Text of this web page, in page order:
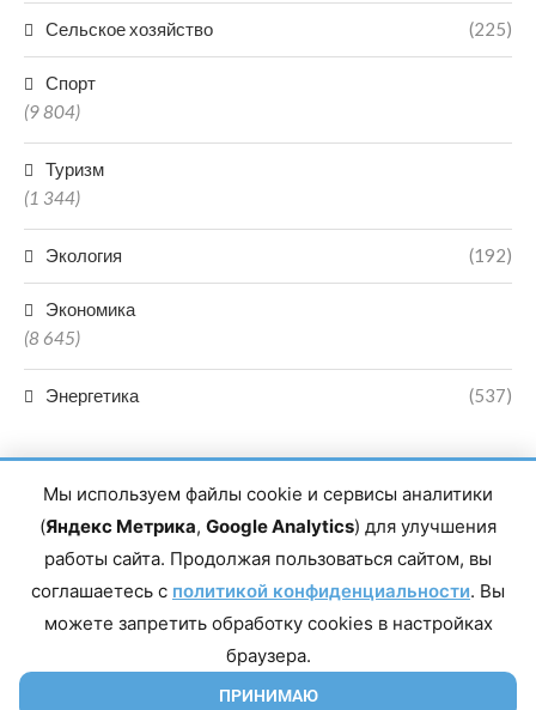
Сельское хозяйство (225)
Спорт
(9 804)
Туризм
(1 344)
Экология (192)
Экономика
(8 645)
Энергетика (537)
Главный редактор сетевого издания Магомаев Тимур Нухович.
Контакты редакции: 8(988)-292-94-34 Почта: vestiskfo@gmail.com По
Республика Дагестан, г. Махачкала, пр-т Насрутдинова, д. 1а. Все
права защищены. Копирование и использование полных материалов
запрещено, частичное цитирование возможно только при условии
Мы используем файлы cookie и сервисы аналитики
(Яндекс Метрика, Google Analytics) для улучшения
работы сайта. Продолжая пользоваться сайтом, вы
соглашаетесь с политикой конфиденциальности. Вы
можете запретить обработку cookies в настройках
браузера.
ПРИНИМАЮ